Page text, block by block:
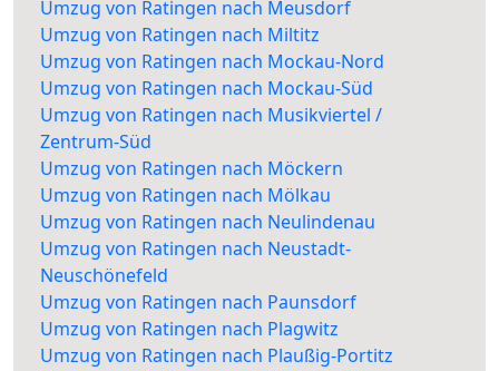
Umzug von Ratingen nach Meusdorf
Umzug von Ratingen nach Miltitz
Umzug von Ratingen nach Mockau-Nord
Umzug von Ratingen nach Mockau-Süd
Umzug von Ratingen nach Musikviertel /
Zentrum-Süd
Umzug von Ratingen nach Möckern
Umzug von Ratingen nach Mölkau
Umzug von Ratingen nach Neulindenau
Umzug von Ratingen nach Neustadt-
Neuschönefeld
Umzug von Ratingen nach Paunsdorf
Umzug von Ratingen nach Plagwitz
Umzug von Ratingen nach Plaußig-Portitz